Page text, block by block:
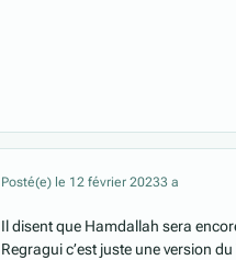
Posté(e) le 12 février 20233 a
Il disent que Hamdallah sera
Regragui c’est juste une version